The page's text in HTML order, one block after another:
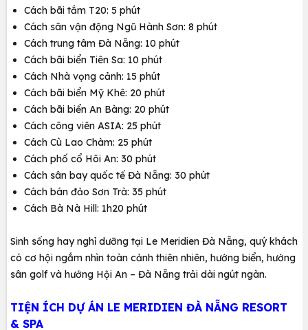
Cách bãi tắm T20: 5 phút
Cách sân vận động Ngũ Hành Sơn: 8 phút
Cách trung tâm Đà Nẵng: 10 phút
Cách bãi biển Tiên Sa: 10 phút
Cách Nhà vọng cảnh: 15 phút
Cách bãi biển Mỹ Khê: 20 phút
Cách bãi biển An Bàng: 20 phút
Cách công viên ASIA: 25 phút
Cách Cù Lao Chàm: 25 phút
Cách phố cổ Hôi An: 30 phút
Cách sân bay quốc tế Đà Nẵng: 30 phút
Cách bán đảo Sơn Trà: 35 phút
Cách Bà Nà Hill: 1h20 phút
Sinh sống hay nghỉ dưỡng tại Le Meridien Đà Nẵng, quý khách
có cơ hội ngắm nhìn toàn cảnh thiên nhiên, hướng biển, hướng
sân golf và hướng Hội An – Đà Nẵng trải dài ngút ngàn.
TIỆN ÍCH DỰ ÁN LE MERIDIEN ĐÀ NẴNG RESORT
& SPA